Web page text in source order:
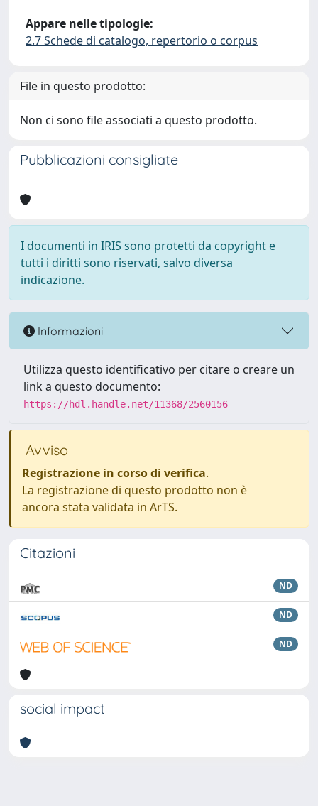
Appare nelle tipologie:
2.7 Schede di catalogo, repertorio o corpus
File in questo prodotto:
Non ci sono file associati a questo prodotto.
Pubblicazioni consigliate
I documenti in IRIS sono protetti da copyright e
tutti i diritti sono riservati, salvo diversa
indicazione.
Informazioni
Utilizza questo identificativo per citare o creare un
link a questo documento:
https://hdl.handle.net/11368/2560156
Avviso
Registrazione in corso di verifica.
La registrazione di questo prodotto non è
ancora stata validata in ArTS.
Citazioni
ND
ND
ND
social impact